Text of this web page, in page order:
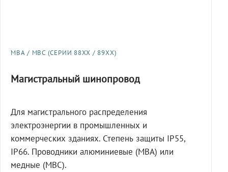
МВА / МВС (СЕРИИ 88XX / 89XX)
Магистральный шинопровод
Для магистрального распределения
электроэнергии в промышленных и
коммерческих зданиях. Степень защиты IP55,
IP66. Проводники алюминиевые (МВА) или
медные (МВС).